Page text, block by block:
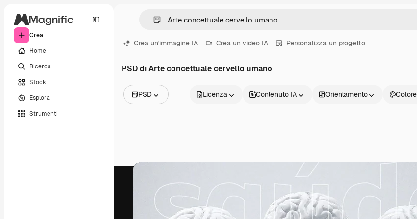
Crea
Home
Ricerca
Stock
Esplora
Strumenti
Crea un'immagine IA Crea un video IA Personalizza un progetto
PSD di Arte concettuale cervello umano
PSD
Video
Motion graphic
Modelli di video
Modelli 3D
Licenza Contenuto IA Orientamento Colore
Prodotti Inizia